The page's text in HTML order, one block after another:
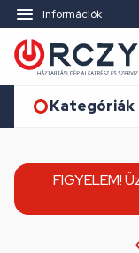
Információk
Kategóriák
FIGYELEM!